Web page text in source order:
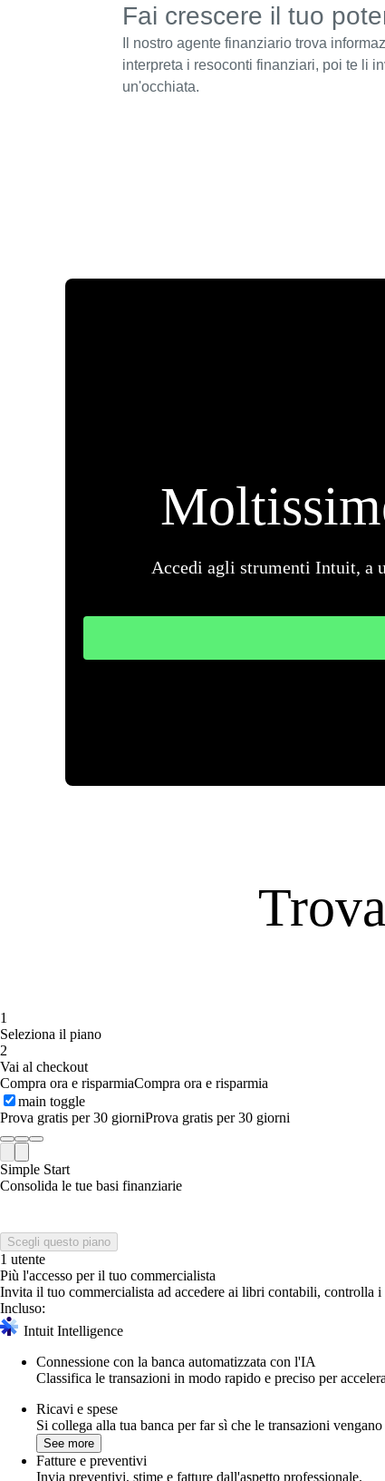
Fai crescere il tuo
Il nostro agente finanziario trova
interpreta i resoconti finanziari, poi te li
un'occhiata.
Accedi agli strumenti Intuit, a
1
Seleziona il piano
2
Vai al checkout
Compra ora e risparmiaCompra ora e risparmia
main toggle
Prova gratis per 30 giorniProva gratis per 30 giorni
Simple Start
Consolida le tue basi finanziarie
Scegli questo piano
1 utente
Più l'accesso per il tuo commercialista
Invita il tuo commercialista ad accedere ai libri contabili, controlla
Incluso:
Intuit Intelligence
Connessione con la banca automatizzata con l'IA
Classifica le transazioni in modo rapido e preciso per
Ricavi e spese
Si collega alla tua banca per far sì che le transazioni
See more
Fatture e preventivi
Invia preventivi, stime e fatture dall'aspetto professionale.